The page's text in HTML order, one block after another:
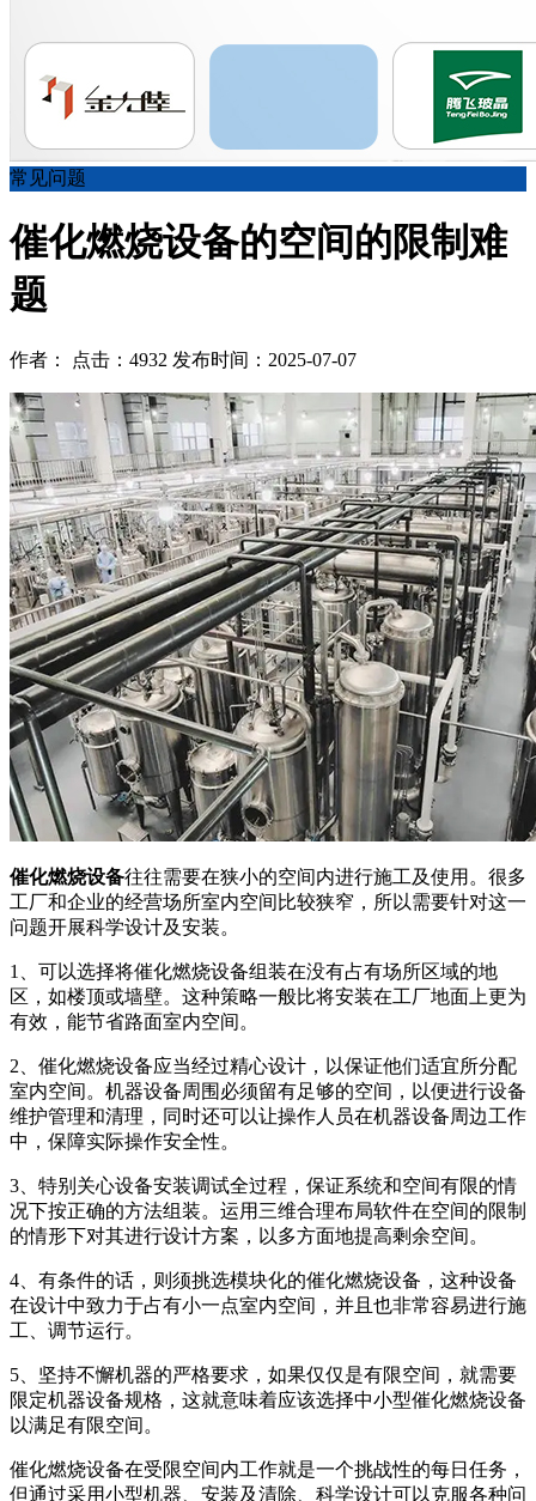
常见问题
催化燃烧设备的空间的限制难
题
作者： 点击：4932 发布时间：2025-07-07
催化燃烧设备往往需要在狭小的空间内进行施工及使用。很多
工厂和企业的经营场所室内空间比较狭窄，所以需要针对这一
问题开展科学设计及安装。
1、可以选择将催化燃烧设备组装在没有占有场所区域的地
区，如楼顶或墙壁。这种策略一般比将安装在工厂地面上更为
有效，能节省路面室内空间。
2、催化燃烧设备应当经过精心设计，以保证他们适宜所分配
室内空间。机器设备周围必须留有足够的空间，以便进行设备
维护管理和清理，同时还可以让操作人员在机器设备周边工作
中，保障实际操作安全性。
3、特别关心设备安装调试全过程，保证系统和空间有限的情
况下按正确的方法组装。运用三维合理布局软件在空间的限制
的情形下对其进行设计方案，以多方面地提高剩余空间。
4、有条件的话，则须挑选模块化的催化燃烧设备，这种设备
在设计中致力于占有小一点室内空间，并且也非常容易进行施
工、调节运行。
5、坚持不懈机器的严格要求，如果仅仅是有限空间，就需要
限定机器设备规格，这就意味着应该选择中小型催化燃烧设备
以满足有限空间。
催化燃烧设备在受限空间内工作就是一个挑战性的每日任务，
但通过采用小型机器、安装及清除、科学设计可以克服各种问